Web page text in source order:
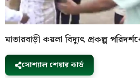
মাতারবাড়ী কয়লা বিদ্যুৎ প্রকল্প পরিদর্শনে
সোশ্যাল শেয়ার কার্ড